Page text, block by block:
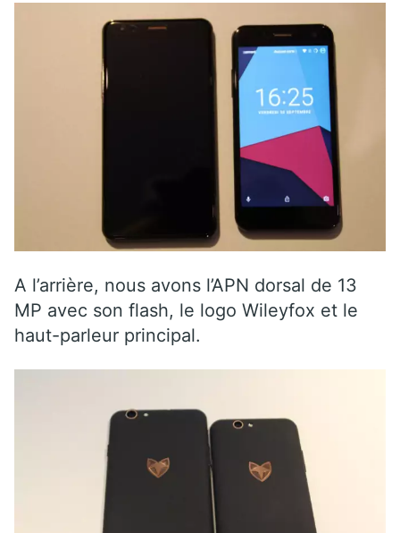
A l’arrière, nous avons l’APN dorsal de 13
MP avec son flash, le logo Wileyfox et le
haut-parleur principal.